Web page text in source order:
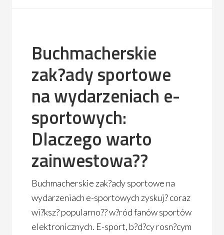
Buchmacherskie
zak?ady sportowe
na wydarzeniach e-
sportowych:
Dlaczego warto
zainwestowa??
Buchmacherskie zak?ady sportowe na
wydarzeniach e-sportowych zyskuj? coraz
wi?ksz? popularno?? w?ród fanów sportów
elektronicznych. E-sport, b?d?cy rosn?cym